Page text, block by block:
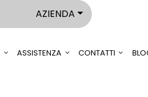
AZIENDA
ASSISTENZA CONTATTI